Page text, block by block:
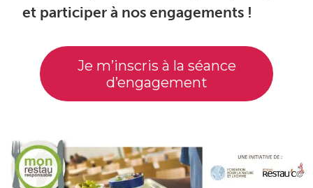
et participer à nos engagements !
Je m’inscris à la séance
d’engagement